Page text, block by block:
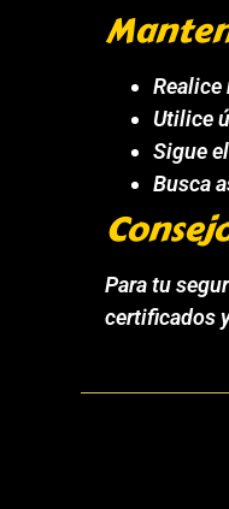
Utilice
Sigue
Busca
Para tu
certificados